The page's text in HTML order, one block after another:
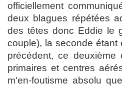
officiellement
deux blagues répétées
des têtes donc Eddie le
couple), la seconde étant
précédent, ce
primaires et centres
m'en-foutisme absolu